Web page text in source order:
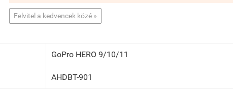
Felvitel a kedvencek közé »
GoPro HERO 9/10/11
AHDBT-901